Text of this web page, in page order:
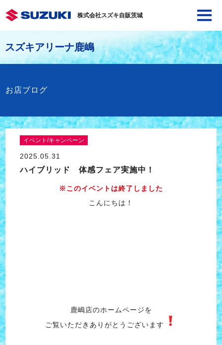
株式会社スズキ自販茨城
スズキアリーナ鹿嶋
お店ブログ
イベント/キャンペーン
2025.05.31
ハイブリッド 体感フェア実施中！
※このイベントは終了しました
こんにちは！
鹿嶋店のホームページを
ご覧いただきありがとうございます